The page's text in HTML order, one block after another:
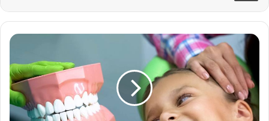
فلوراید
چیست
چه
اهمیتی
دارد؟